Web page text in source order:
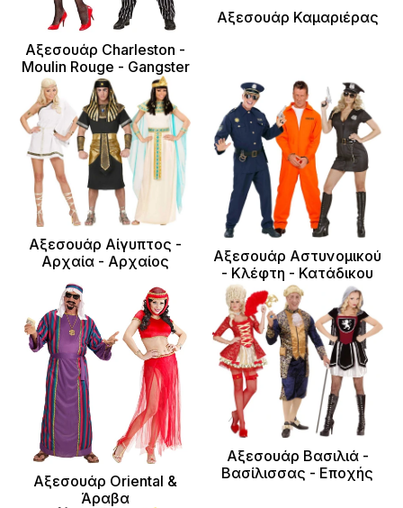
Αξεσουάρ Charleston -
Moulin Rouge - Gangster
Αξεσουάρ Καμαριέρας
Αξεσουάρ Αίγυπτος -
Αρχαία - Αρχαίος
Αξεσουάρ Αστυνομικού
- Κλέφτη - Κατάδικου
Αξεσουάρ Oriental &
Άραβα
Αξεσουάρ Βασιλιά -
Βασίλισσας - Εποχής